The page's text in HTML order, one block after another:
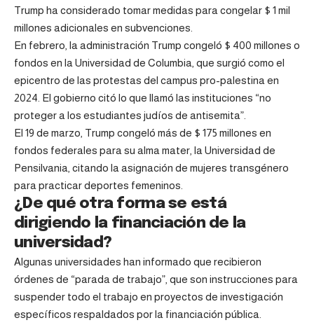
Trump ha considerado tomar medidas para congelar $ 1 mil
millones adicionales en subvenciones.
En febrero, la administración Trump congeló $ 400 millones o
fondos en la Universidad de Columbia, que surgió como el
epicentro de las protestas del campus pro-palestina en
2024. El gobierno citó lo que llamó las instituciones “no
proteger a los estudiantes judíos de antisemita”.
El 19 de marzo, Trump congeló más de $ 175 millones en
fondos federales para su alma mater, la Universidad de
Pensilvania, citando la asignación de mujeres transgénero
para practicar deportes femeninos.
¿De qué otra forma se está
dirigiendo la financiación de la
universidad?
Algunas universidades han informado que recibieron
órdenes de “parada de trabajo”, que son instrucciones para
suspender todo el trabajo en proyectos de investigación
específicos respaldados por la financiación pública.